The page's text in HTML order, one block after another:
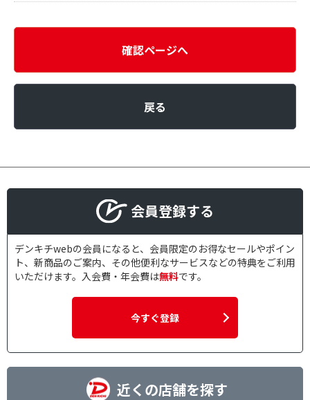
確認ページへ
戻る
会員登録する
デンキチwebの会員になると、会員限定のお得なセールやポイン
ト、新商品のご案内、その他便利なサービスなどの特典をご利用
いただけます。入会費・年会費は無料です。
今すぐ登録
近くの店舗を探す